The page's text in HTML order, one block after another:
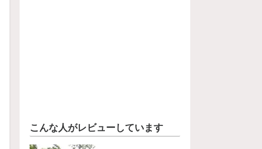
こんな人がレビューしています